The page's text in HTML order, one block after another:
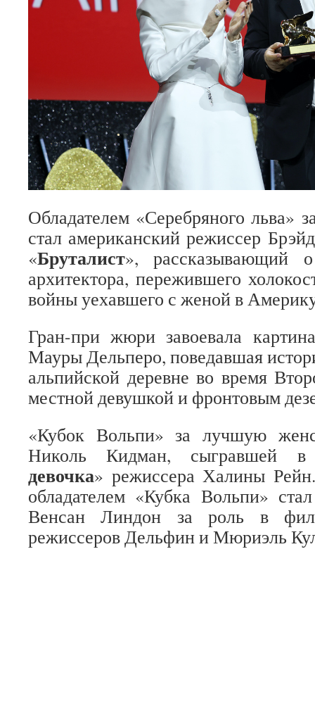
Обладателем «Серебряного льва»
стал американский режиссер
«Бруталист», рассказывающий
архитектора, пережившего
войны уехавшего с женой в
Гран-при жюри завоевала
Мауры Дельперо, поведавшая
альпийской деревне во время
местной девушкой и фронтовым
«Кубок Вольпи» за лучшую
Николь Кидман, сыгравшей
девочка» режиссера Халины
обладателем «Кубка Вольпи»
Венсан Линдон за роль в
режиссеров Дельфин и Мюриэль